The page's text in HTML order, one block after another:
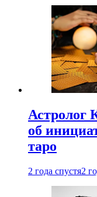
Астролог
об
таро
2 года спустя2